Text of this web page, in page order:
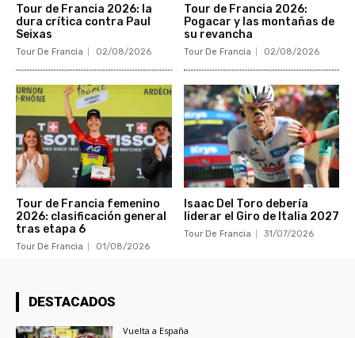
Tour de Francia 2026: la
dura crítica contra Paul
Seixas
Tour De Francia 02/08/2026
Tour de Francia 2026:
Pogacar y las montañas de
su revancha
Tour De Francia 02/08/2026
Tour de Francia femenino
2026: clasificación general
tras etapa 6
Tour De Francia 01/08/2026
Isaac Del Toro debería
liderar el Giro de Italia 2027
Tour De Francia 31/07/2026
DESTACADOS
Vuelta a España